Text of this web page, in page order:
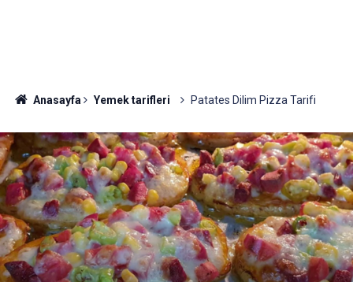
Anasayfa Yemek tarifleri Patates Dilim Pizza Tarifi